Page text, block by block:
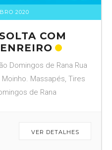
2020
COM
Domingos de Rana Rua
Massapés, Tires
de Rana
VER DETALHES